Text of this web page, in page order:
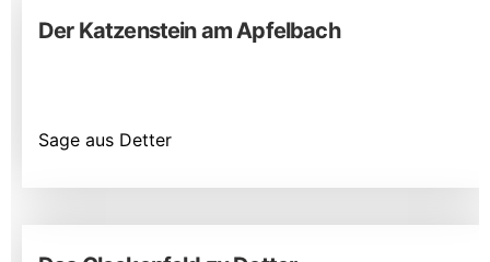
Der Katzenstein am Apfelbach
Sage aus Detter